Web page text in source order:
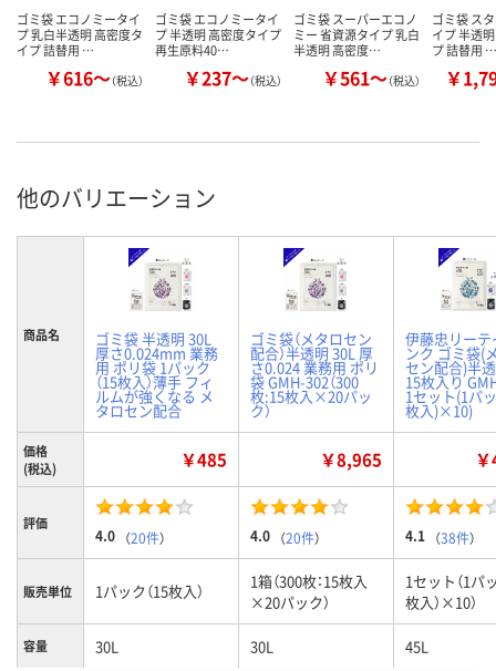
ゴミ袋 エコノミータイ
プ 乳白半透明 高密度タ
イプ 詰替用 …
￥616～（税込）
ゴミ袋 エコノミータイ
プ 半透明 高密度タイプ
再生原料40…
￥237～（税込）
ゴミ袋 スーパーエコノ
ミー 省資源タイプ 乳白
半透明 高密度…
￥561～（税込）
ゴミ袋 ス
イプ 半透
プ 詰替用 …
￥
他のバリエーション
商品名 ゴミ袋 半透明 30L
厚さ0.024mm 業務
用 ポリ袋 1パック
（15枚入）薄手 フィ
ルムが強くなる メ
タロセン配合
ゴミ袋（メタロセン
配合）半透明 30L 厚
さ0.024 業務用 ポリ
袋 GMH-302（300
枚:15枚入×20パッ
ク）
伊藤忠リーテ
ンク ゴミ袋(
セン配合)半
15枚入り
1セット(1パ
枚入)×10)
価格
(税込)
￥485 ￥8,965
評価
4.0 （20件） 4.0 （20件） 4.1 （38件）
販売単位 1パック（15枚入）
1箱（300枚：15枚入
×20パック）
1セット（1パ
枚入）×10）
容量 30L 30L 45L